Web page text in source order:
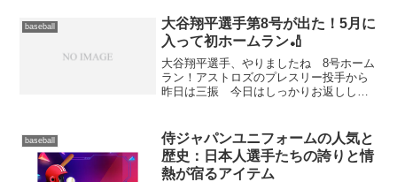
baseball
大谷翔平選手第8号が出た！5月に
入って初ホームラン🏏
大谷翔平選手、やりましたね 8号ホーム
ラン！アストロズのプレスリー投手から
昨日は三振 今日はしっかりお返ししま
す。
多くのファンが同じ
気...
baseball
侍ジャパンユニフォームの人気と
歴史：日本人選手たちの誇りと情
熱が宿るアイテム